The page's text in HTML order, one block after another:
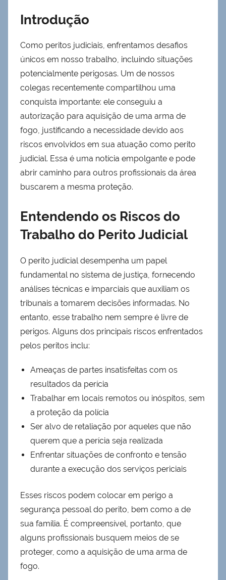
Introdução
Como peritos judiciais, enfrentamos desafios
únicos em nosso trabalho, incluindo situações
potencialmente perigosas. Um de nossos
colegas recentemente compartilhou uma
conquista importante: ele conseguiu a
autorização para aquisição de uma arma de
fogo, justificando a necessidade devido aos
riscos envolvidos em sua atuação como perito
judicial. Essa é uma notícia empolgante e pode
abrir caminho para outros profissionais da área
buscarem a mesma proteção.
Entendendo os Riscos do
Trabalho do Perito Judicial
O perito judicial desempenha um papel
fundamental no sistema de justiça, fornecendo
análises técnicas e imparciais que auxiliam os
tribunais a tomarem decisões informadas. No
entanto, esse trabalho nem sempre é livre de
perigos. Alguns dos principais riscos enfrentados
pelos peritos inclu:
Ameaças de partes insatisfeitas com os
resultados da perícia
Trabalhar em locais remotos ou inóspitos, sem
a proteção da polícia
Ser alvo de retaliação por aqueles que não
querem que a perícia seja realizada
Enfrentar situações de confronto e tensão
durante a execução dos serviços periciais
Esses riscos podem colocar em perigo a
segurança pessoal do perito, bem como a de
sua família. É compreensível, portanto, que
alguns profissionais busquem meios de se
proteger, como a aquisição de uma arma de
fogo.